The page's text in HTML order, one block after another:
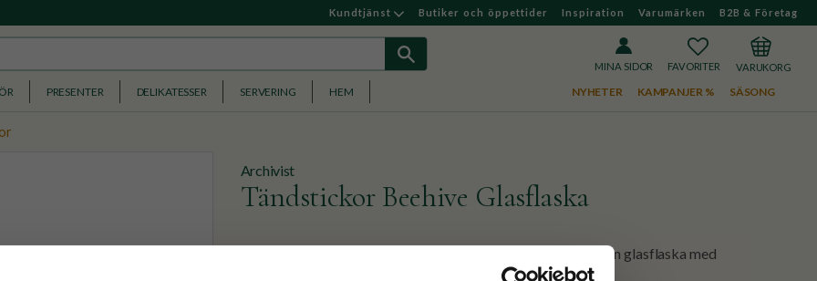
Kundtjänst Butiker och öppettider Inspiration Varumärken B2B & Företag
MINA SIDOR
FAVORITERKUNDVAGN
PRESENTER DELIKATESSER SERVERING HEM NYHETER KAMPANJER % SÄSONG
Archivist
Tändstickor Beehive Glasflaska
125 st gröna tändstickor, 10cm, med vita toppar. Kommer i en glasflaska med
guldigt trycka på bikupa. Fin detalj att ha framme i sitt hem!